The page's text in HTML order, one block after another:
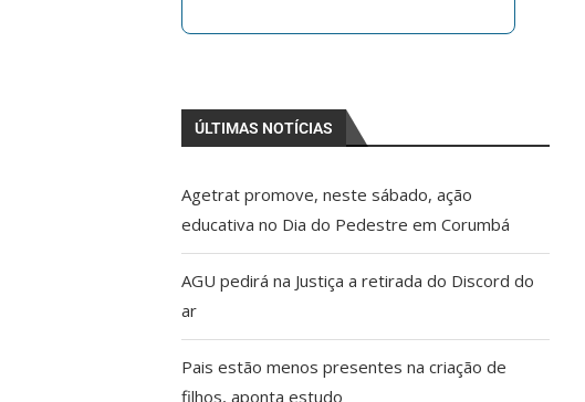
ÚLTIMAS NOTÍCIAS
Agetrat promove, neste sábado, ação
educativa no Dia do Pedestre em Corumbá
AGU pedirá na Justiça a retirada do Discord do
ar
Pais estão menos presentes na criação de
filhos, aponta estudo